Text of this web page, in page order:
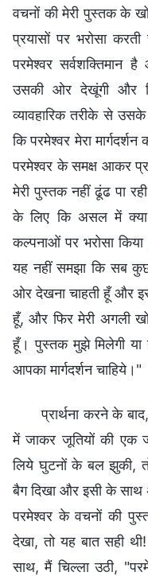
वचनों की मेरी पुस्तक के
प्रयासों पर भरोसा
परमेश्वर सर्वशक्तिमान
उसकी ओर देखूंगी और
व्यावहारिक तरीके से
कि परमेश्वर मेरा
परमेश्वर के समक्ष आकर
मेरी पुस्तक नहीं ढूंढ पा
के लिए कि असल में क्या
कल्पनाओं पर भरोसा
यह नहीं समझा कि सब
ओर देखना चाहती हूँ और
हूँ, और फिर मेरी अगली
हूँ। पुस्तक मुझे मिलेगी
आपका मार्गदर्शन चाहिये।"
प्रार्थना करने के
में जाकर जूतियों की एक
लिये घुटनों के बल झुकी,
बैग दिखा और इसी के साथ
परमेश्वर के वचनों की
देखा, तो यह बात सही
साथ, मैं चिल्ला उठी,